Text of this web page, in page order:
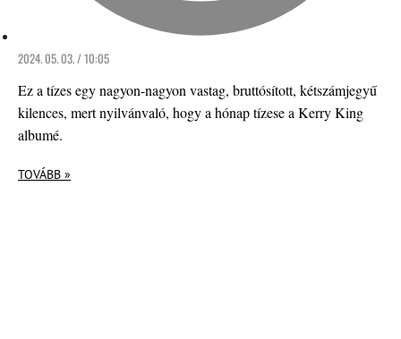
2024. 05. 03. / 10:05
Ez a tízes egy nagyon-nagyon vastag, bruttósított, kétszámjegyű
kilences, mert nyilvánvaló, hogy a hónap tízese a Kerry King
albumé.
TOVÁBB »